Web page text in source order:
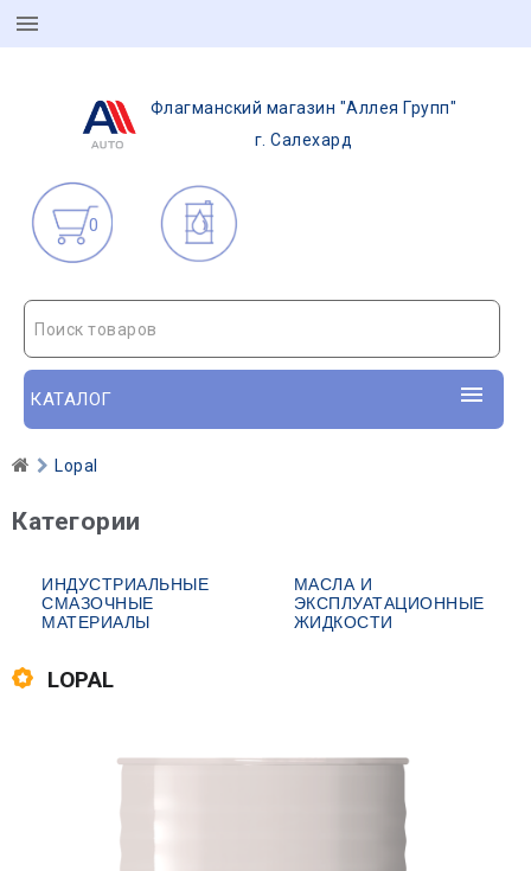
Флагманский магазин "Аллея Групп"
г. Салехард
0
Поиск товаров
КАТАЛОГ
Lopal
Категории
ИНДУСТРИАЛЬНЫЕ
СМАЗОЧНЫЕ
МАТЕРИАЛЫ
МАСЛА И
ЭКСПЛУАТАЦИОННЫЕ
ЖИДКОСТИ
LOPAL